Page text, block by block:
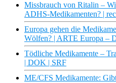
Missbrauch von Ritalin –
ADHS-Medikamenten? |
Europa gehen die
Wölfen? | ARTE Europa –
Tödliche Medikamente –
| DOK | SRF
ME/CFS Medikamente: